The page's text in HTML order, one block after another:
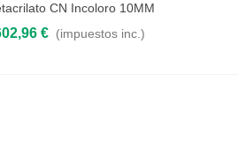
al carrito CN Incoloro 10MM
€ (impuestos inc.)